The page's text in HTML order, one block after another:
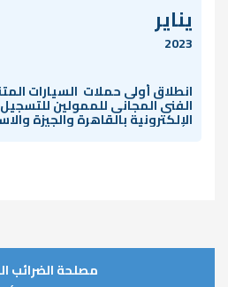
يناير
2023
انطلاق أولى حملات السيارات
الفنى المجانى للممولين
الإلكترونية بالقاهرة والجيزة
مصلحة الضرائب